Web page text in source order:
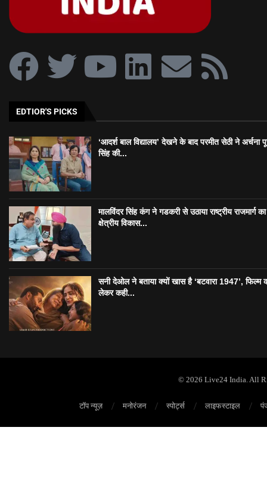
EDTIOR'S PICKS
‘आदर्श बाल विद्यालय’ देखने के बाद परमीत सेठी ने अर्चना
सिंह की...
मालविंदर सिंह कंग ने गडकरी से उठाया राष्ट्रीय राजमार्ग का
क्षेत्रीय विकास...
सनी देओल ने बताया क्यों खास है ‘बटवारा 1947’, फिल्म
लेकर कही...
© 2026 Live24 India. All
टॉप न्यूज़ मनोरंजन स्पोर्ट्स लाइफस्टाइल